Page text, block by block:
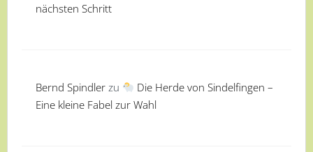
nächsten Schritt
Bernd Spindler zu
Die Herde von Sindelfingen –
Eine kleine Fabel zur Wahl